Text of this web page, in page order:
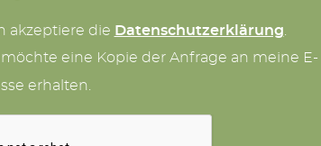
akzeptiere die Datenschutzerklärung
möchte eine Kopie der Anfrage an meine E-
erhalten.